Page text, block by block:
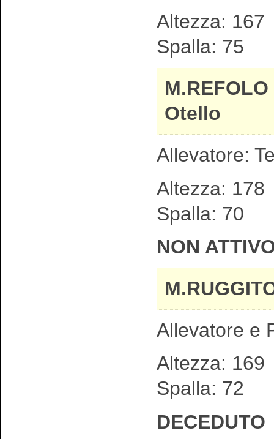
Altezza:
Spalla: 75
Otello
Allevatore:
Altezza:
Spalla: 70
NON
Allevatore e
Altezza:
Spalla: 72
DECEDUTO